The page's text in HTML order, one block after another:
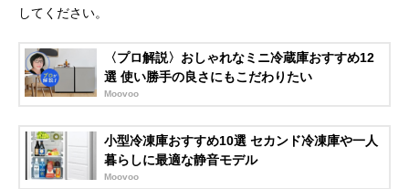
してください。
〈プロ解説〉おしゃれなミニ冷蔵庫おすすめ12
選 使い勝手の良さにもこだわりたい
Moovoo
小型冷凍庫おすすめ10選 セカンド冷凍庫や一人
暮らしに最適な静音モデル
Moovoo